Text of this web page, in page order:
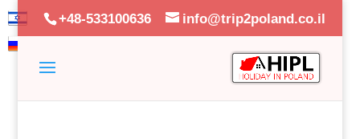
+48-533100636 info@trip2poland.co.il